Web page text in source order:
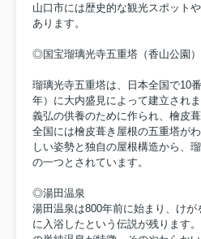
山口市には歴史的な観光スポット
あります。
◎国宝瑠璃光寺五重塔（香山公園）
瑠璃光寺五重塔は、日本全国で10
年）に大内盛見によって建立され
義弘の供養のために作られ、檜皮
全国には檜皮葺き屋根の五重塔が
しい姿勢と独自の屋根構造から、
の一つとされています。
◎湯田温泉
湯田温泉は800年前に始まり、け
に入浴したという伝説が残ります